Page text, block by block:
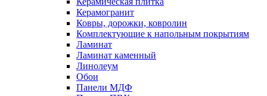
Керамогранит
Ковры, дорожки, ковролин
Комплектующие к напольным покрытиям
Ламинат
Ламинат каменный
Линолеум
Обои
Панели МДФ